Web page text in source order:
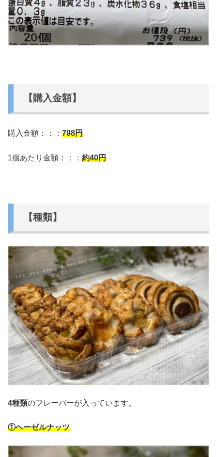
【購入金額】
購入金額：：： 798円
1個あたり金額：：： 約40円
【種類】
4種類のフレーバーが入っています。
①ヘーゼルナッツ